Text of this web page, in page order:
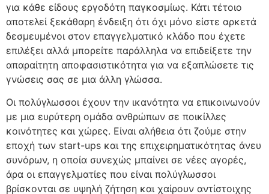
για κάθε είδους εργοδότη παγκοσμίως. Κάτι τέτοιο
αποτελεί ξεκάθαρη ένδειξη ότι όχι μόνο είστε αρκετά
δεσμευμένοι στον επαγγελματικό κλάδο που έχετε
επιλέξει αλλά μπορείτε παράλληλα να επιδείξετε την
απαραίτητη αποφασιστικότητα για να εξαπλώσετε τις
γνώσεις σας σε μια άλλη γλώσσα.
Οι πολύγλωσσοι έχουν την ικανότητα να επικοινωνούν
με μια ευρύτερη ομάδα ανθρώπων σε ποικίλλες
κοινότητες και χώρες. Είναι αλήθεια ότι ζούμε στην
εποχή των start-ups και της επιχειρηματικότητας άνευ
συνόρων, η οποία συνεχώς μπαίνει σε νέες αγορές,
άρα οι επαγγελματίες που είναι πολύγλωσσοι
βρίσκονται σε υψηλή ζήτηση και χαίρουν αντίστοιχης